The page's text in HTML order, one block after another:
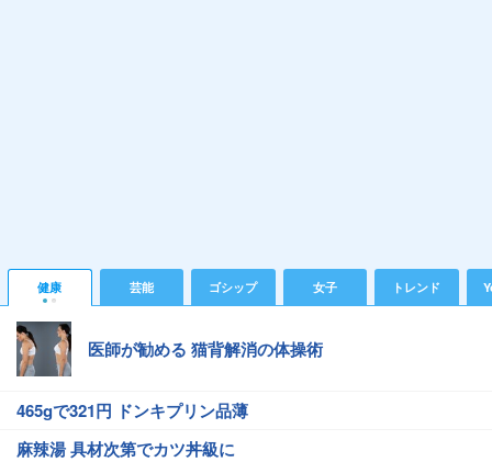
健康 芸能 ゴシップ 女子 トレンド
医師が勧める 猫背解消の体操術
465gで321円 ドンキプリン品薄
麻辣湯 具材次第でカツ丼級に